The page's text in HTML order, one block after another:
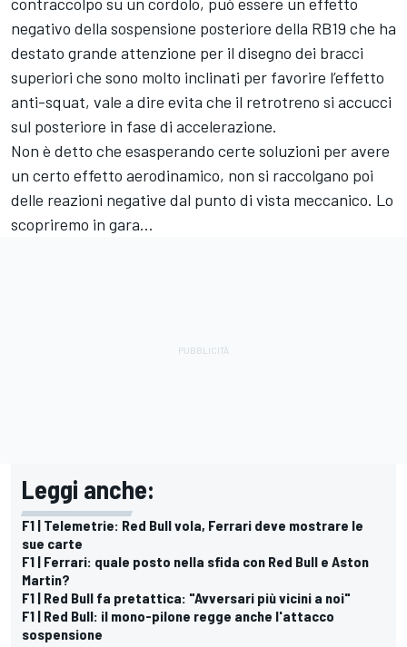
negativo della sospensione posteriore della RB19 che ha
destato grande attenzione per il disegno dei bracci
superiori che sono molto inclinati per favorire l’effetto
anti-squat, vale a dire evita che il retrotreno si accucci
sul posteriore in fase di accelerazione.
Non è detto che esasperando certe soluzioni per avere
un certo effetto aerodinamico, non si raccolgano poi
delle reazioni negative dal punto di vista meccanico. Lo
scopriremo in gara…
Leggi anche:
F1 | Telemetrie: Red Bull vola, Ferrari deve mostrare le
sue carte
F1 | Ferrari: quale posto nella sfida con Red Bull e Aston
Martin?
F1 | Red Bull fa pretattica: "Avversari più vicini a noi"
F1 | Red Bull: il mono-pilone regge anche l'attacco
sospensione